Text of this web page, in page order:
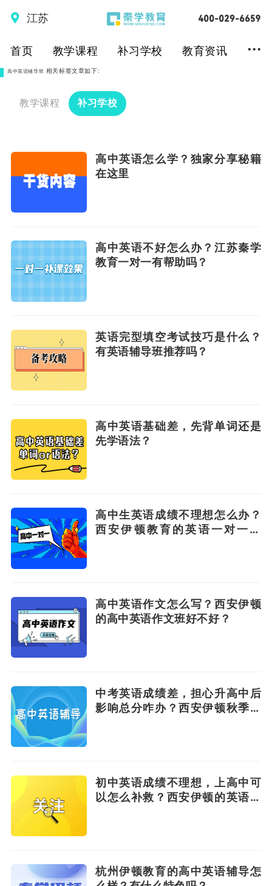
江苏
首页 教学课程 补习学校 教育资讯 ...
高中英语辅导班 相关标签文章如下:
教学课程 补习学校
高中英语怎么学？独家分享秘籍
在这里
高中英语不好怎么办？江苏秦学
教育一对一有帮助吗？
英语完型填空考试技巧是什么？
有英语辅导班推荐吗？
高中英语基础差，先背单词还是
先学语法？
高中生英语成绩不理想怎么办？
西安伊顿教育的英语一对一好
高中英语作文怎么写？西安伊顿
的高中英语作文班好不好？
中考英语成绩差，担心升高中后
影响总分咋办？西安伊顿秋季英
初中英语成绩不理想，上高中可
以怎么补救？西安伊顿的英语辅
杭州伊顿教育的高中英语辅导怎